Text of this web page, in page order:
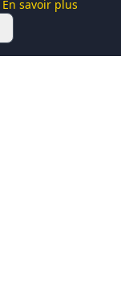
En savoir plus